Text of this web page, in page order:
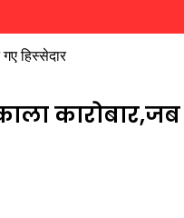
हिस्सेदार